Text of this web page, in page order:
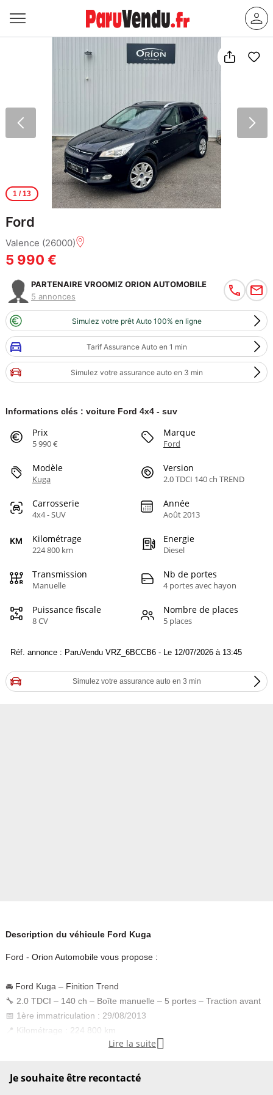
1/ 13
Ford
Valence (26000)
5 990 €
PARTENAIRE VROOMIZ ORION AUTOMOBILE
5 annonces
Simulez votre prêt Auto 100% en ligne
Tarif Assurance Auto en 1 min
Simulez votre assurance auto en 3 min
Informations clés : voiture Ford 4x4 - suv
Prix
5 990 €
Marque
Ford
Modèle
Kuga
Version
2.0 TDCI 140 ch TREND
Carrosserie
4x4 - SUV
Année
Août 2013
Kilométrage
224 800 km
Energie
Diesel
Transmission
Manuelle
Nb de portes
4 portes avec hayon
Puissance fiscale
8 CV
Nombre de places
5 places
Réf. annonce : ParuVendu VRZ_6BCCB6 - Le 12/07/2026 à 13:45
Simulez votre assurance auto en 3 min
Description du véhicule Ford Kuga
Ford - Orion Automobile vous propose :
🚘 Ford Kuga – Finition Trend
🔧 2.0 TDCI – 140 ch – Boîte manuelle – 5 portes – Traction avant
📅 1ère immatriculation : 29/08/2013
📍 Kilométrage : 224 800 km
Version Trend, pratique et bien équipée
Lire la suite 
Je souhaite être recontacté